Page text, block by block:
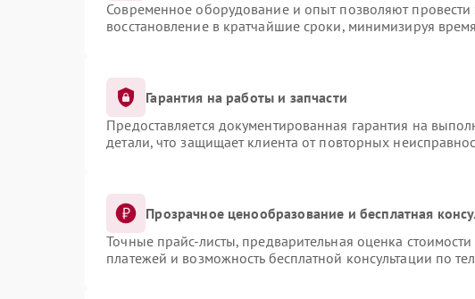
Современное оборудование и опыт позволяют провести
восстановление в кратчайшие сроки, минимизируя
Гарантия на работы и запчасти
Предоставляется документированная гарантия на
детали, что защищает клиента от повторных
Прозрачное ценообразование и бесплатная
Точные прайс-листы, предварительная оценка
платежей и возможность бесплатной консультации по